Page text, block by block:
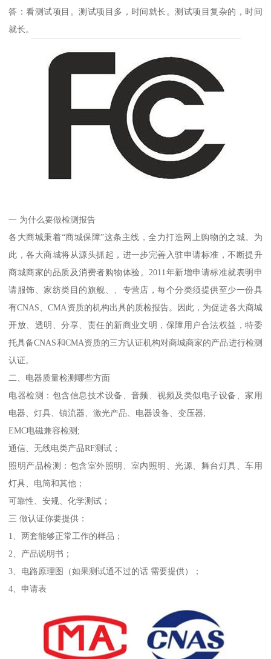
答：看测试项目。测试项目多，时间就长。测试项目复杂的，时间
就长。
一 为什么要做检测报告
各大商城秉着“商城保障”这条主线，全力打造网上购物的之城。为
此，各大商城将从源头抓起，进一步完善入驻申请标准，不断提升
商城商家的品质及消费者购物体验。2011年新增申请标准就表明申
请服饰、家纺类目的旗舰、、专营店，每个分类须提供至少一份具
有CNAS、CMA资质的机构出具的质检报告。因此，为促进各大商城
开放、透明、分享、责任的新商业文明，保障用户合法权益，特委
托具备CNAS和CMA资质的三方认证机构对商城商家的产品进行检测
认证。
二、电器质量检测哪些方面
电器检测：包含信息技术设备、音频、视频及类似电子设备、家用
电器、灯具、镇流器、激光产品、电器设备、变压器;
EMC电磁兼容检测;
通信、无线电类产品RF测试；
照明产品检测：包含室外照明、室内照明、光源、舞台灯具、车用
灯具、电筒和其他；
可靠性、安规、化学测试；
三 做认证你要提供：
1、两套能够正常工作的样品；
2、产品说明书；
3、电路原理图（如果测试通不过的话 需要提供）；
4、申请表